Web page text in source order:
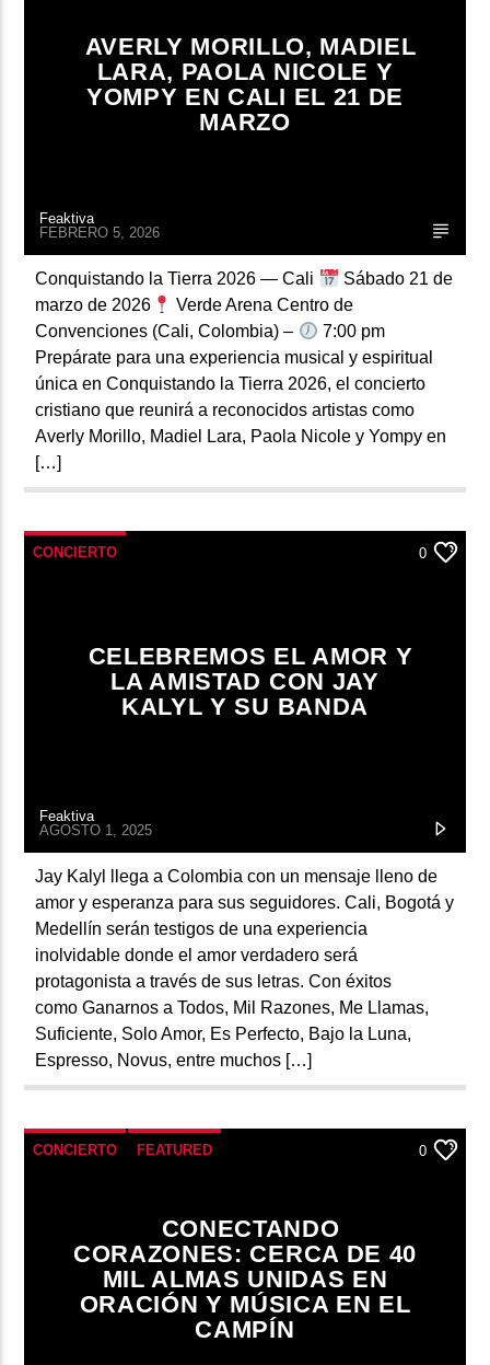
AVERLY MORILLO, MADIEL
LARA, PAOLA NICOLE Y
YOMPY EN CALI EL 21 DE
MARZO
Feaktiva
FEBRERO 5, 2026
Conquistando la Tierra 2026 — Cali
Sábado 21 de
marzo de 2026
Verde Arena Centro de
Convenciones (Cali, Colombia) –
7:00 pm
Prepárate para una experiencia musical y espiritual
única en Conquistando la Tierra 2026, el concierto
cristiano que reunirá a reconocidos artistas como
Averly Morillo, Madiel Lara, Paola Nicole y Yompy en
[…]
CONCIERTO 0
CELEBREMOS EL AMOR Y
LA AMISTAD CON JAY
KALYL Y SU BANDA
Feaktiva
AGOSTO 1, 2025
Jay Kalyl llega a Colombia con un mensaje lleno de
amor y esperanza para sus seguidores. Cali, Bogotá y
Medellín serán testigos de una experiencia
inolvidable donde el amor verdadero será
protagonista a través de sus letras. Con éxitos
como Ganarnos a Todos, Mil Razones, Me Llamas,
Suficiente, Solo Amor, Es Perfecto, Bajo la Luna,
Espresso, Novus, entre muchos […]
CONCIERTO FEATURED 0
CONECTANDO
CORAZONES: CERCA DE 40
MIL ALMAS UNIDAS EN
ORACIÓN Y MÚSICA EN EL
CAMPÍN